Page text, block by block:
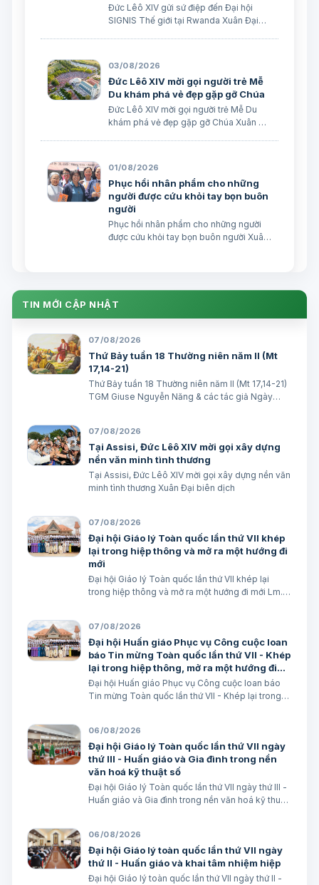
Đức Lêô XIV gửi sứ điệp đến Đại hội
SIGNIS Thế giới tại Rwanda Xuân Đại
Cha Lêô XIV kêu gọi những người làm
truyền thông C…
03/08/2026
Đức Lêô XIV mời gọi người trẻ Mễ
Du khám phá vẻ đẹp gặp gỡ Chúa
Đức Lêô XIV mời gọi người trẻ Mễ Du
khám phá vẻ đẹp gặp gỡ Chúa Xuân Đại
do Đức Hồng y Quốc vụ khanh Tòa
Thánh …
01/08/2026
Phục hồi nhân phẩm cho những
người được cứu khỏi tay bọn buôn
người
Phục hồi nhân phẩm cho những người
được cứu khỏi tay bọn buôn người Xuân
TIN MỚI CẬP NHẬT
07/08/2026
Thứ Bảy tuần 18 Thường niên năm II (Mt
17,14-21)
Thứ Bảy tuần 18 Thường niên năm II (Mt 17,14-21)
TGM Giuse Nguyễn Năng & các tác giả Ngày
(Mt 17,16) BÀI ĐỌC I (năm II): Kb 1, 12…
07/08/2026
Tại Assisi, Đức Lêô XIV mời gọi xây dựng
nền văn minh tình thương
Tại Assisi, Đức Lêô XIV mời gọi xây dựng nền văn
minh tình thương Xuân Đại biên dịch
07/08/2026
Đại hội Giáo lý Toàn quốc lần thứ VII khép
lại trong hiệp thông và mở ra một hướng đi
mới
Đại hội Giáo lý Toàn quốc lần thứ VII khép lại
trong hiệp thông và mở ra một hướng đi mới Lm.
07/08/2026
Đại hội Huấn giáo Phục vụ Công cuộc loan
báo Tin mừng Toàn quốc lần thứ VII - Khép
lại trong hiệp thông, mở ra một hướng đi
mới cho công cuộc huấn giáo Việt Nam
Đại hội Huấn giáo Phục vụ Công cuộc loan báo
Tin mừng Toàn quốc lần thứ VII - Khép lại trong
Minh
06/08/2026
Đại hội Giáo lý Toàn quốc lần thứ VII ngày
thứ III - Huấn giáo và Gia đình trong nền
văn hoá kỹ thuật số
Đại hội Giáo lý Toàn quốc lần thứ VII ngày thứ III -
Huấn giáo và Gia đình trong nền văn hoá kỹ thuật
06/08/2026
Đại hội Giáo lý toàn quốc lần thứ VII ngày
thứ II - Huấn giáo và khai tâm nhiệm hiệp
Đại hội Giáo lý toàn quốc lần thứ VII ngày thứ II -